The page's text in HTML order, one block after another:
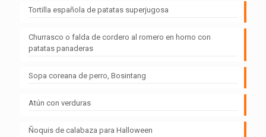
Tortilla española de patatas superjugosa
Churrasco o falda de cordero al romero en horno con
patatas panaderas
Sopa coreana de perro, Bosintang
Atún con verduras
Ñoquis de calabaza para Halloween